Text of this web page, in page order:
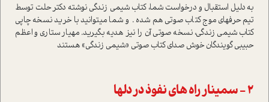
به دليل استقبال و درخواست شما، کتاب شیمی زندگی نوشته دکتر حلت توسط
تيم حرفه­اي موج کتاب صوتي هم شده . و شما مي­توانيد با خريد نسخه چاپي
کتاب شیمی زندگی، نسخه صوتي آن را نیز هديه بگيريد. مهيار ستاري و اعظم
حبيبي گويندگان خوش صداي کتاب صوتي «شیمی زندگی» هستند
2 - سمینار راه های نفوذ در دلها